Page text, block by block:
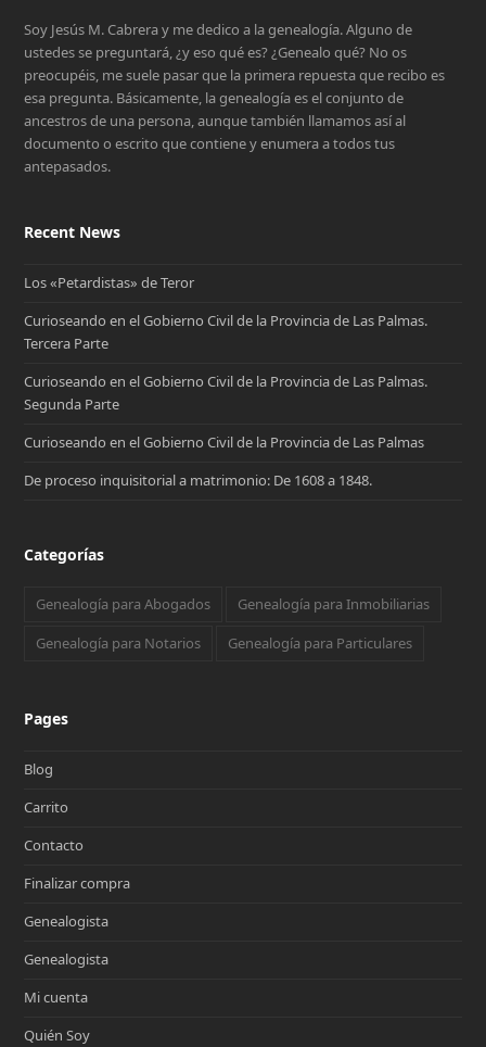
Soy Jesús M. Cabrera y me dedico a la genealogía. Alguno de
ustedes se preguntará, ¿y eso qué es? ¿Genealo qué? No os
preocupéis, me suele pasar que la primera repuesta que recibo es
esa pregunta. Básicamente, la genealogía es el conjunto de
ancestros de una persona, aunque también llamamos así al
documento o escrito que contiene y enumera a todos tus
antepasados.
Recent News
Los «Petardistas» de Teror
Curioseando en el Gobierno Civil de la Provincia de Las Palmas.
Tercera Parte
Curioseando en el Gobierno Civil de la Provincia de Las Palmas.
Segunda Parte
Curioseando en el Gobierno Civil de la Provincia de Las Palmas
De proceso inquisitorial a matrimonio: De 1608 a 1848.
Categorías
Genealogía para Abogados
Genealogía para Inmobiliarias
Genealogía para Notarios
Genealogía para Particulares
Pages
Blog
Carrito
Contacto
Finalizar compra
Genealogista
Genealogista
Mi cuenta
Quién Soy